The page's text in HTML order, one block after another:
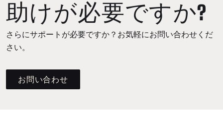
助けが必要ですか?
さらにサポートが必要ですか？お気軽にお問い合わせくだ
さい。
お問い合わせ